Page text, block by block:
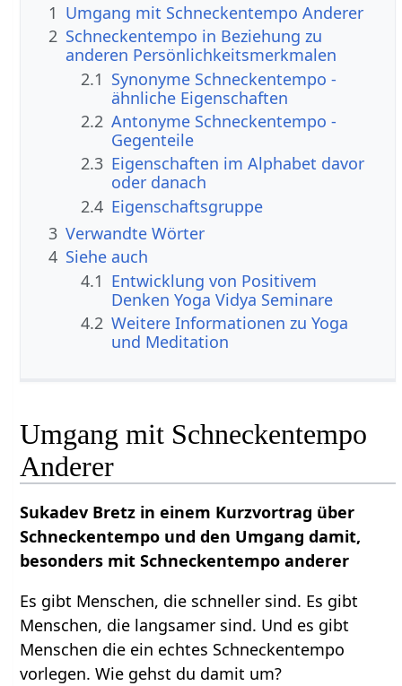
1 Umgang mit Schneckentempo Anderer
2 Schneckentempo in Beziehung zu
anderen Persönlichkeitsmerkmalen
2.1 Synonyme Schneckentempo -
ähnliche Eigenschaften
2.2 Antonyme Schneckentempo -
Gegenteile
2.3 Eigenschaften im Alphabet davor
oder danach
2.4 Eigenschaftsgruppe
3 Verwandte Wörter
4 Siehe auch
4.1 Entwicklung von Positivem
Denken Yoga Vidya Seminare
4.2 Weitere Informationen zu Yoga
und Meditation
Umgang mit Schneckentempo
Anderer
Sukadev Bretz in einem Kurzvortrag über
Schneckentempo und den Umgang damit,
besonders mit Schneckentempo anderer
Es gibt Menschen, die schneller sind. Es gibt
Menschen, die langsamer sind. Und es gibt
Menschen die ein echtes Schneckentempo
vorlegen. Wie gehst du damit um?